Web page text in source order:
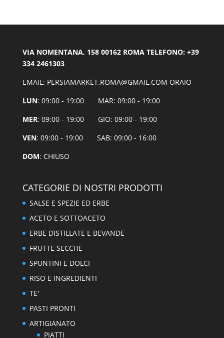
VIA NOMENTANA, 158 00162 ROMA TELEFONO: +39
334 2461303
EMAIL: PERSIAMARKET.ROMA@GMAIL.COM ORAIO
LUN: 09:00 - 19:00 MAR: 09:00 - 19:00
MER: 09:00 - 19:00 GIO: 09:00 - 19:00
VEN: 09:00 - 19:00 SAB: 09:00 - 16:00
DOM: CHIUSO
CATEGORIE DI NOSTRI PRODOTTI
SALSE E SPEZIE ED ERBE
ACETO E SOTTOACETO
ERBE DISTILLATE E BEVANDE
FRUTTE SECCHE
SPUNTINI E DOLCI
RISO E INGREDIENTI
TE'
PASTI PRONTI
ARTIGIANATO
PIATTI